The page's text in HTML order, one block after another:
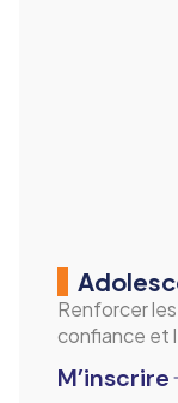
Renforcer
confiance et
M’inscrire